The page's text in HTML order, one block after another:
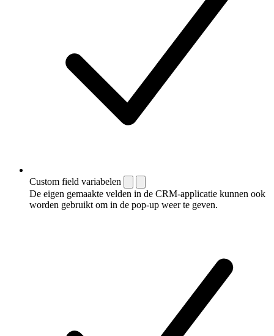
Custom field variabelen
De eigen gemaakte velden in de CRM-applicatie kunnen ook
worden gebruikt om in de pop-up weer te geven.